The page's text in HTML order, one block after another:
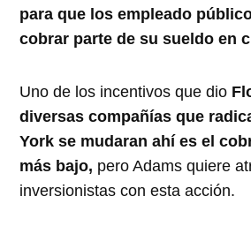
para que los empleado
cobrar parte de su sueldo en
Uno de los incentivos que dio
diversas compañías que
York se mudaran ahí es el
más bajo, pero Adams quiere
inversionistas con esta acción.